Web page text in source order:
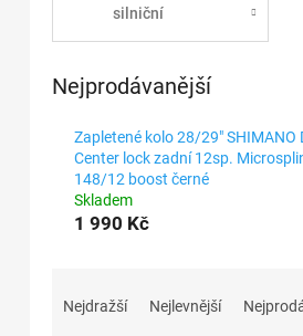
silniční
Nejprodávanější
Zapletené kolo 28/29" SHIMANO
Center lock zadní 12sp.
148/12 boost černé
Skladem
1 990 Kč
Nejdražší Nejlevnější